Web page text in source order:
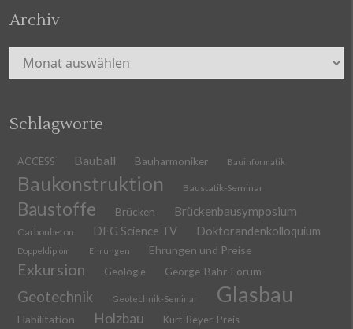
Archiv
Archiv
Schlagworte
ACCESS Bauball Bauharmoniker Bauinformatik
Baukonstruktion Baustatik-Seminar
Baustoffe Brücken Brückenbausymposium
Carbonbeton DFG Science TV Doktorandenkolloquium
Doppeldiplom Ehrungen Ehrungen und Preise
Exkursion Geologie George-Bähr-Forum
Geotechnik Geotechnik-Seminar Glasbau
Habilitation Holzbau Kurt-Beyer-Preis